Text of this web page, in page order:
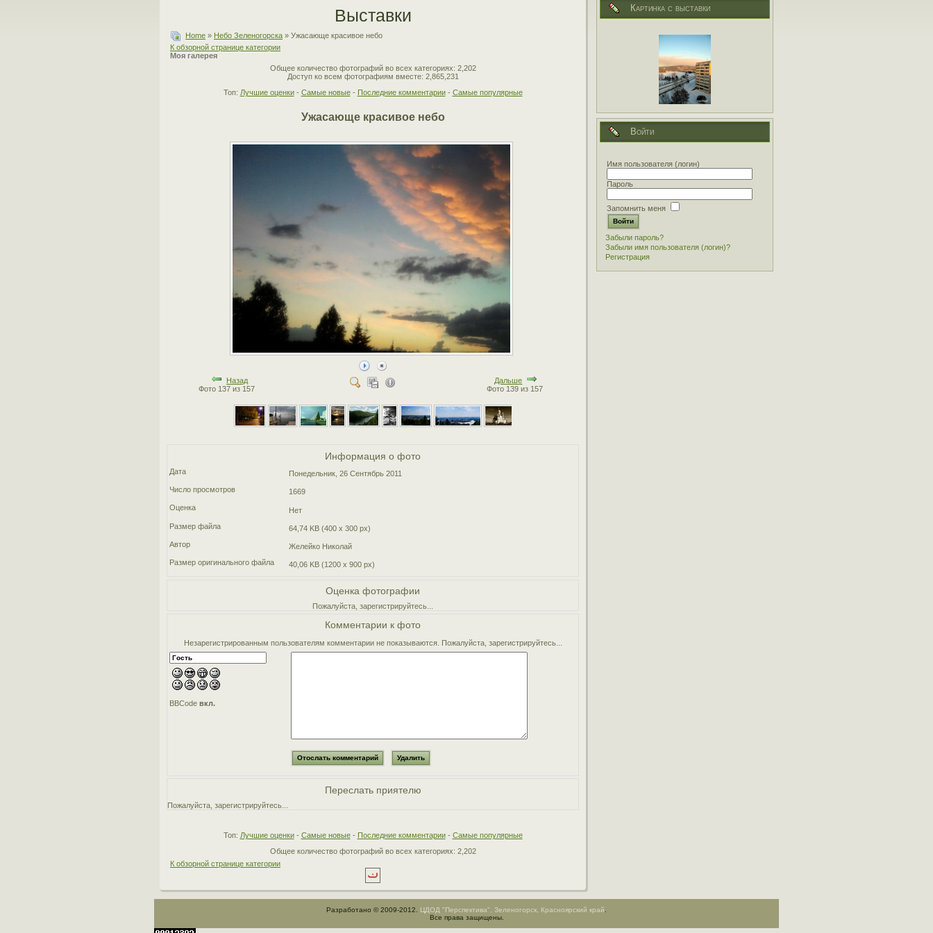
Выставки
Home » Небо Зеленогорска » Ужасающе красивое небо
К обзорной странице категории
Моя галерея
Общее количество фотографий во всех категориях: 2,202
Доступ ко всем фотографиям вместе: 2,865,231
Топ: Лучшие оценки- Самые новые- Последние комментарии- Самые популярные
Ужасающе красивое небо
Назад
Фото 137 из 157
Дальше
Фото 139 из 157
Информация о фото
Дата
Понедельник, 26 Сентябрь 2011
Число просмотров
1669
Оценка
Нет
Размер файла
64,74 KB (400 x 300 px)
Автор
Желейко Николай
Размер оригинального файла
40,06 KB (1200 x 900 px)
Оценка фотографии
Пожалуйста, зарегистрируйтесь...
Комментарии к фото
Незарегистрированным пользователям комментарии не показываются. Пожалуйста, зарегистрируйтесь...
BBCodeвкл.
Переслать приятелю
Пожалуйста, зарегистрируйтесь...
Топ: Лучшие оценки- Самые новые- Последние комментарии- Самые популярные
Общее количество фотографий во всех категориях: 2,202
К обзорной странице категории
Картинка с выставки
Войти
Имя пользователя (логин)
Пароль
Запомнить меня
Забыли пароль?
Забыли имя пользователя (логин)?
Регистрация
Разработано © 2009-2012. ЦДОД "Перспектива", Зеленогорск, Красноярский край.
Все права защищены.